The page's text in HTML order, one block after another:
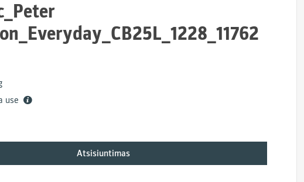
use
Atsisiuntimas